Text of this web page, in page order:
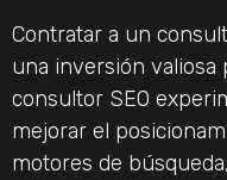
Contratar a un
una inversión valiosa
consultor SEO
mejorar el
motores de